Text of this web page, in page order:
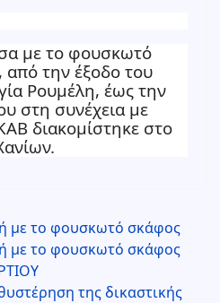
με το φουσκωτό
την έξοδο του
Ρουμέλη, έως την
στη συνέχεια με
διακομίστηκε στο
με το φουσκωτό σκάφος
με το φουσκωτό σκάφος
της δικαστικής